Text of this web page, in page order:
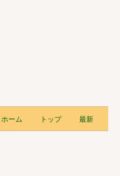
ホーム トップ 最新